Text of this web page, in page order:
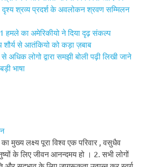
, दृश्य श्रव्य प्रदर्श के अवलोकन श्रवण सम्मिलन
हमले का अमेरिकीयो ने दिया दृढ़ संकल्प
शौर्य से आतंकियो को कड़ा ज़बाब
अधिक लोगो द्वारा समझी बोली पढ़ी लिखी जाने
भाषा
मुख्य लक्ष्य पूरा विश्व एक परिवार , वसुधैव
के लिए जीवन आनन्दमय हो । 2. सभी लोगों